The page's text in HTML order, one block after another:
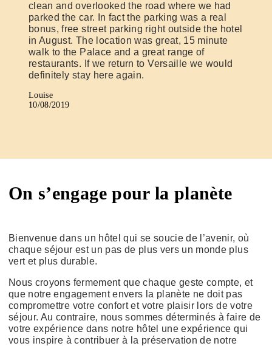
clean and overlooked the road where we had
parked the car. In fact the parking was a real
bonus, free street parking right outside the hotel
in August. The location was great, 15 minute
walk to the Palace and a great range of
restaurants. If we return to Versaille we would
definitely stay here again.
Louise
10/08/2019
On s’engage pour la planète
Bienvenue dans un hôtel qui se soucie de l’avenir, où
chaque séjour est un pas de plus vers un monde plus
vert et plus durable.
Nous croyons fermement que chaque geste compte, et
que notre engagement envers la planète ne doit pas
compromettre votre confort et votre plaisir lors de votre
séjour. Au contraire, nous sommes déterminés à faire de
votre expérience dans notre hôtel une expérience qui
vous inspire à contribuer à la préservation de notre